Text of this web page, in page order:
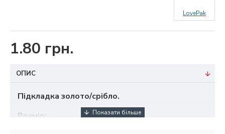
1.80 грн.
LovePak
ОПИС
Підкладка золото/срібло.
Розмір: